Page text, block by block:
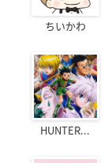
ちいかわ
HUNTER...